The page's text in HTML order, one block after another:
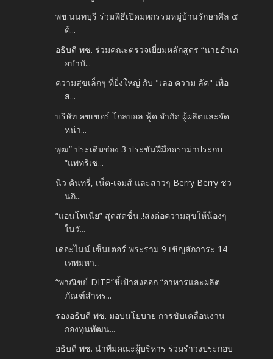
พช.นนทบุรี ร่วมพิธีเปิดมหกรรมหมู่บ้านรักษาศีล ๕
ต้...
อธิบดี พช. ร่วมคณะตรวจเยี่ยมหลักสูตร “นายอำเภ
อบำบั...
ความสุขเล็กๆ ที่ยิ่งใหญ่ กับ "เลอ ความ ลัค" เพื่อ
ส...
บริษัท คชเชอร์ โกลบอล ฟู้ด จำกัด ผู้ผลิตและจัด
หน่า...
พุฒ” ประเดิมช่อง 3 ประชันฝีมือดราม่าประกบ
“แพทริเซ...
นิว คันทรี่, เน็ต-เจมส์ และสาวๆ Berry Berry ชว
นกิ...
“แอนโทเนีย” สุดสดชื่น..!ส่งต่อความสุขให้น้องๆ
ในวั...
เดอะไนน์ เซ็นเตอร์ พระราม 9 เชิญสักการะ 14
เทพมหา...
“พาณิชย์-DITP”ชี้เป้าส่งออก “อาหารและผลิต
ภัณฑ์สำหร...
รองอธิบดี พช. มอบนโยบาย การขับเคลื่อนงาน
กองทุนพัฒน...
อธิบดี พช. นำทีมคณะผู้บริหาร ร่วมรำวงประกอบ